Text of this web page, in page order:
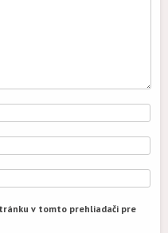
v tomto prehliadači pre